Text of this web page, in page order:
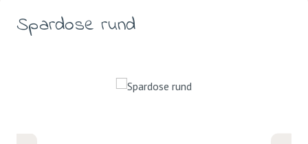
Spardose rund
Bildergalerie überspringen